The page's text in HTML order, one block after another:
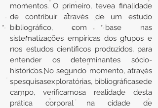
momentos. O primeiro, tevea finalidade
de contribuir através de um estudo
bibliográfico, com base nas
sistematizações empíricas dos grupos e
nos estudos científicos produzidos, para
entender os determinantes sócio-
históricos.No segundo momento, através
spesquisasexploratórias, bibliográficasede
campo, verificamosa realidade desta
prática corporal na cidade de